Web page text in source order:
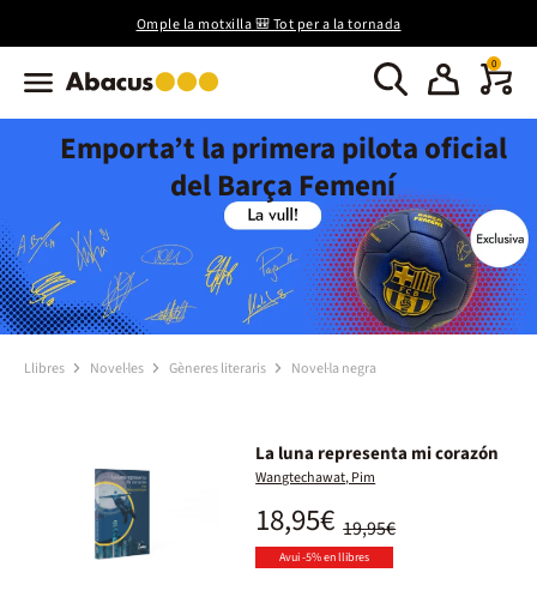
Omple la motxilla 🎒 Tot per a la tornada
0
Emporta’t la primera pilota oficial
del Barça Femení
Llibres Novel·les Gèneres literaris Novel·la negra
La luna representa mi corazón
Wangtechawat, Pim
19,95€
18,95€
Avui -5% en llibres